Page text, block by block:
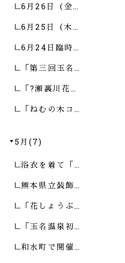
6月26日（金…
6月25日（木…
6月24日臨時…
「第三回玉名…
「?瀬裏川花…
「ねむの木コ…
5月(7)
浴衣を着て「…
熊本県立装飾…
「花しょうぶ…
「玉名温泉初…
和水町で開催…